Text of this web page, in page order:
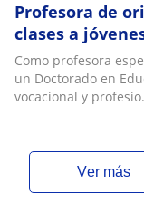
Profesora de
clases a
Como profesora
un Doctorado en
vocacional y
ver más